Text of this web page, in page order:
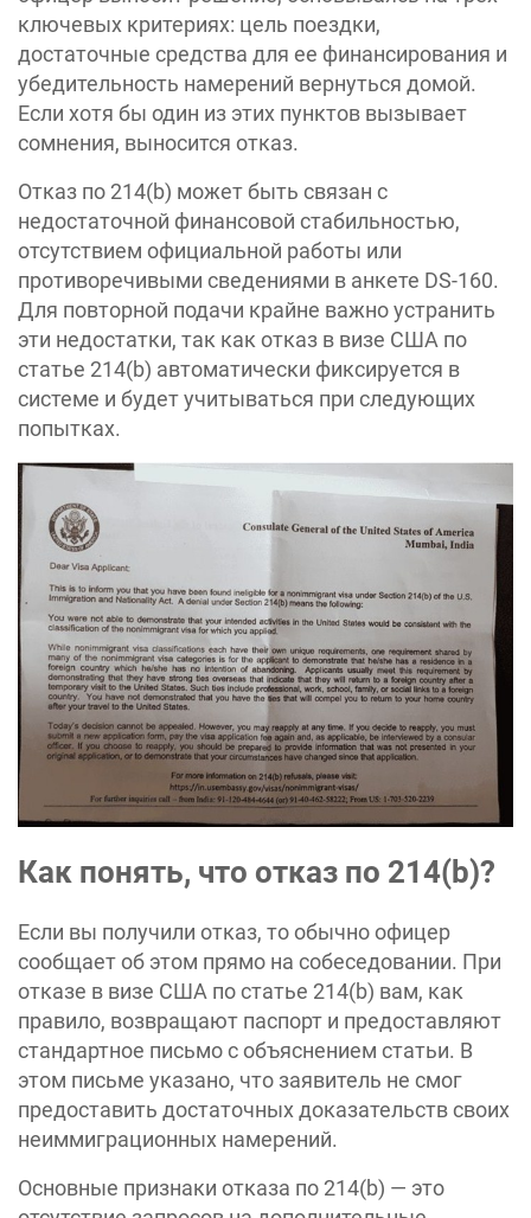
ключевых критериях: цель поездки,
достаточные средства для ее финансирования и
убедительность намерений вернуться домой.
Если хотя бы один из этих пунктов вызывает
сомнения, выносится отказ.
Отказ по 214(b) может быть связан с
недостаточной финансовой стабильностью,
отсутствием официальной работы или
противоречивыми сведениями в анкете DS-160.
Для повторной подачи крайне важно устранить
эти недостатки, так как отказ в визе США по
статье 214(b) автоматически фиксируется в
системе и будет учитываться при следующих
попытках.
Как понять, что отказ по 214(b)?
Если вы получили отказ, то обычно офицер
сообщает об этом прямо на собеседовании. При
отказе в визе США по статье 214(b) вам, как
правило, возвращают паспорт и предоставляют
стандартное письмо с объяснением статьи. В
этом письме указано, что заявитель не смог
предоставить достаточных доказательств своих
неиммиграционных намерений.
Основные признаки отказа по 214(b) — это